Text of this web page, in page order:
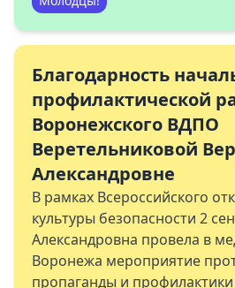
Благодарность
профилактической
Воронежского ВДПО
Веретельниковой
Александровне
В рамках Всероссийского
культуры безопасности 2
Александровна провела в
Воронежа мероприятие
пропаганды и